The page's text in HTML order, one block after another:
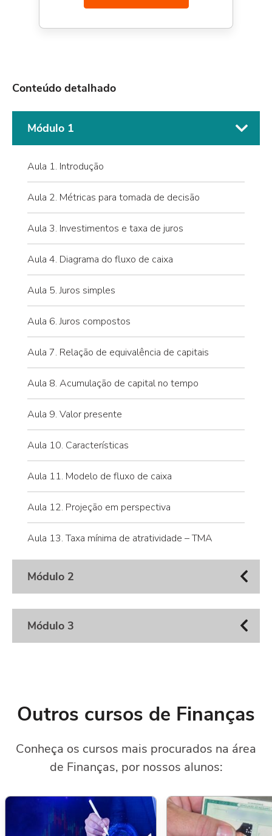
Conteúdo detalhado
Módulo 1
Aula 1. Introdução
Aula 2. Métricas para tomada de decisão
Aula 3. Investimentos e taxa de juros
Aula 4. Diagrama do fluxo de caixa
Aula 5. Juros simples
Aula 6. Juros compostos
Aula 7. Relação de equivalência de capitais
Aula 8. Acumulação de capital no tempo
Aula 9. Valor presente
Aula 10. Características
Aula 11. Modelo de fluxo de caixa
Aula 12. Projeção em perspectiva
Aula 13. Taxa mínima de atratividade – TMA
Módulo 2
Módulo 3
Outros cursos de Finanças
Conheça os cursos mais procurados na área
de Finanças, por nossos alunos: